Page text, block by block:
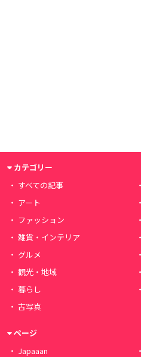
カテゴリー
すべての記事
アート
ファッション
雑貨・インテリア
グルメ
観光・地域
暮らし
古写真
ページ
Japaaan